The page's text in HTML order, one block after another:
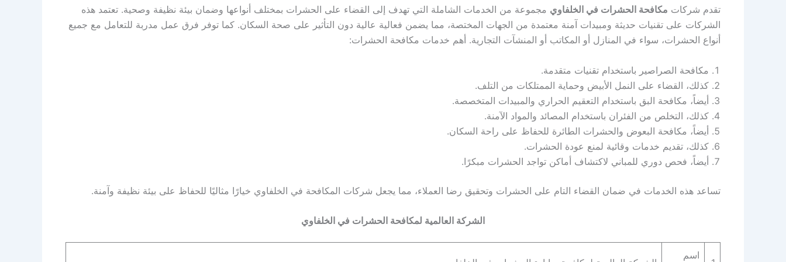
تقدم شركات مكافحة الحشرات في الخلفاوي مجموعة من الخدمات الشاملة التي تهدف إلى القضاء على الحشرات بمختلف أنواعها وضمان بيئة نظيفة وصحية. تعتمد هذه
الشركات على تقنيات حديثة ومبيدات آمنة معتمدة من الجهات المختصة، مما يضمن فعالية عالية دون التأثير على صحة السكان. كما توفر فرق عمل مدربة للتعامل مع جميع
أنواع الحشرات، سواء في المنازل أو المكاتب أو المنشآت التجارية. أهم خدمات مكافحة الحشرات:
مكافحة الصراصير باستخدام تقنيات متقدمة.
كذلك، القضاء على النمل الأبيض وحماية الممتلكات من التلف.
أيضاً، مكافحة البق باستخدام التعقيم الحراري والمبيدات المتخصصة.
كذلك، التخلص من الفئران باستخدام المصائد والمواد الآمنة.
أيضاً، مكافحة البعوض والحشرات الطائرة للحفاظ على راحة السكان.
كذلك، تقديم خدمات وقائية لمنع عودة الحشرات.
أيضاً، فحص دوري للمباني لاكتشاف أماكن تواجد الحشرات مبكرًا.
تساعد هذه الخدمات في ضمان القضاء التام على الحشرات وتحقيق رضا العملاء، مما يجعل شركات المكافحة في الخلفاوي خيارًا مثاليًا للحفاظ على بيئة نظيفة وآمنة.
الشركة العالمية لمكافحة الحشرات في الخلفاوي
اسم